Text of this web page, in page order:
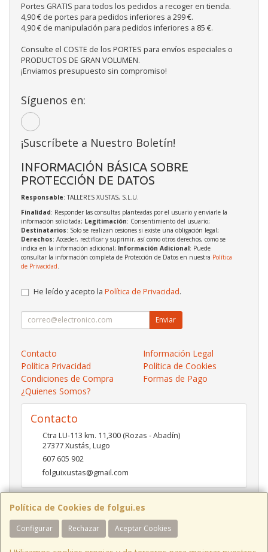
Política de Cookies de folgui.es
Configurar Rechazar Aceptar Cookies
Portes GRATIS para todos los pedidos a recoger en tienda.
4,90 € de portes para pedidos inferiores a 299 €.
4,90 € de manipulación para pedidos inferiores a 85 €.
Consulte el COSTE de los PORTES para envíos especiales o
PRODUCTOS DE GRAN VOLUMEN.
¡Enviamos presupuesto sin compromiso!
Síguenos en:
¡Suscríbete a Nuestro Boletín!
INFORMACIÓN BÁSICA SOBRE
PROTECCIÓN DE DATOS
Responsable: TALLERES XUSTAS, S.L.U.
Finalidad: Responder las consultas planteadas por el usuario y enviarle la
información solicitada; Legitimación: Consentimiento del usuario;
Destinatarios: Solo se realizan cesiones si existe una obligación legal;
Derechos: Acceder, rectificar y suprimir, así como otros derechos, como se
indica en la información adicional; Información Adicional: Puede
consultar la información completa de Protección de Datos en nuestra Política
de Privacidad
He leído y acepto la Política de Privacidad.
Enviar
Contacto
Información Legal
Política Privacidad
Política de Cookies
Condiciones de Compra
Formas de Pago
¿Quienes Somos?
Contacto
Ctra LU-113 km. 11,300 (Rozas - Abadín)
27377Xustás,Lugo
607 605 902
folguixustas@gmail.com
Horario
Lunes a viernes de 10:00 a 14:00 y de 16:00 a 20:00.
Sábados de 10:00 a 14:00 y de 16:00 a 19:00